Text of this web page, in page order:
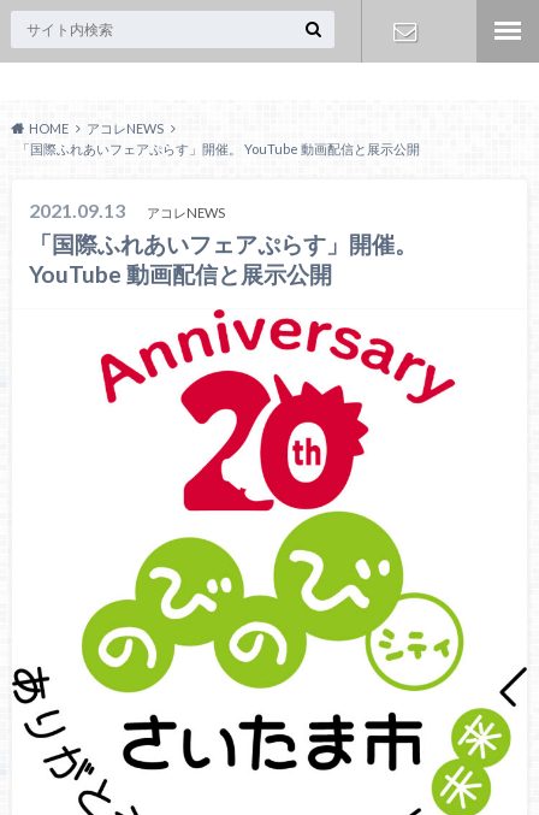
せ
HOME
アコレNEWS
「国際ふれあいフェアぷらす」開催。 YouTube 動画配信と展示公開
2021.09.13 アコレNEWS
「国際ふれあいフェアぷらす」開催。
YouTube 動画配信と展示公開